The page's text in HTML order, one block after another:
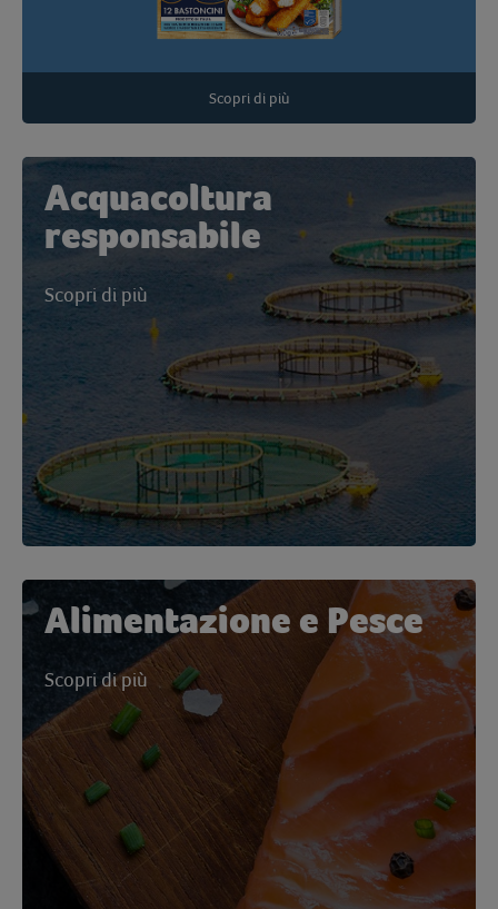
Scopri di più
Acquacoltura
responsabile
Scopri di più
Alimentazione e Pesce
Scopri di più